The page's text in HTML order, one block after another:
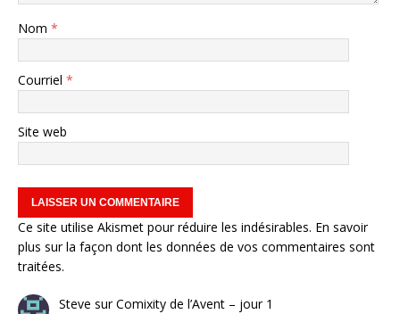
Nom *
Courriel *
Site web
Ce site utilise Akismet pour réduire les indésirables. En savoir
plus sur la façon dont les données de vos commentaires sont
traitées.
Steve surComixity de l’Avent – jour 1